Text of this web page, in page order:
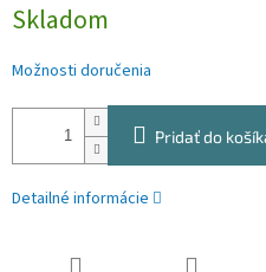
cena:
Skladom
Možnosti doručenia
Pridať do
Detailné informácie